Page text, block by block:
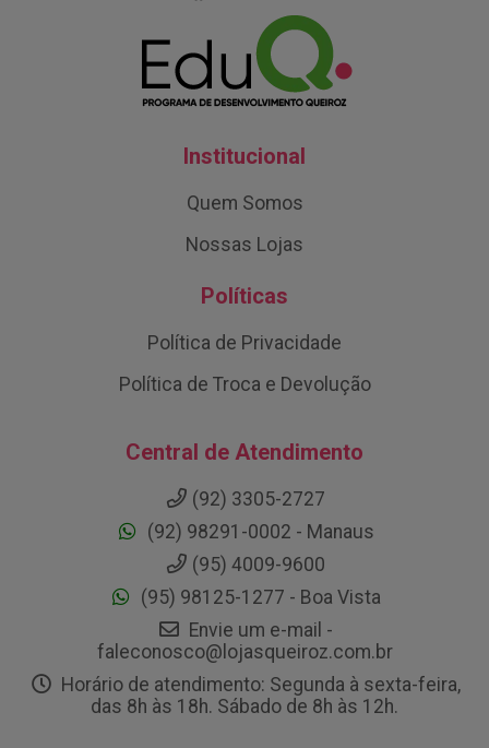
Institucional
Quem Somos
Nossas Lojas
Políticas
Política de Privacidade
Política de Troca e Devolução
Central de Atendimento
(92) 3305-2727
(92) 98291-0002 - Manaus
(95) 4009-9600
(95) 98125-1277 - Boa Vista
Envie um e-mail -
faleconosco@lojasqueiroz.com.br
Horário de atendimento: Segunda à sexta-feira,
das 8h às 18h. Sábado de 8h às 12h.